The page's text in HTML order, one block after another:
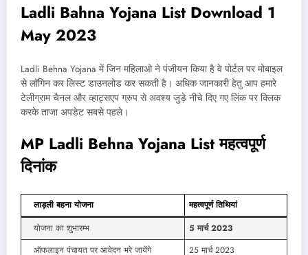
Ladli Bahna Yojana List Download 1
May 2023
Ladli Behna Yojana में जिन महिलाओ ने पंजीयन किया है वे पोर्टल पर मोबाइल
से लॉगिन कर लिस्ट डाउनलोड कर सकती है। अधिक जानकारी हेतु आप हमारे
टेलीग्राम चैनल और व्हाट्सएप ग्रुप से अवश्य जुड़े नीचे दिए गए लिंक पर क्लिक
करके ताजा अपडेट सबसे पहले।
MP Ladli Behna Yojana List महत्वपूर्ण
दिनांक
लाड़ली बहना योजना
महत्वपूर्ण तिथियां
योजना का शुभारम्भ
5 मार्च 2023
ऑफलाइन पंचायत पर आवेदन भरे जायेंगे
25 मार्च 2023